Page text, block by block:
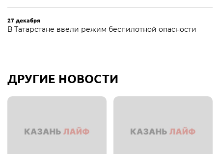
27 декабря
В Татарстане ввели режим беспилотной опасности
ДРУГИЕ НОВОСТИ